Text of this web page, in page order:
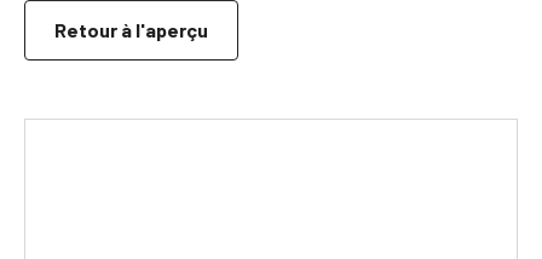
Retour à l'aperçu